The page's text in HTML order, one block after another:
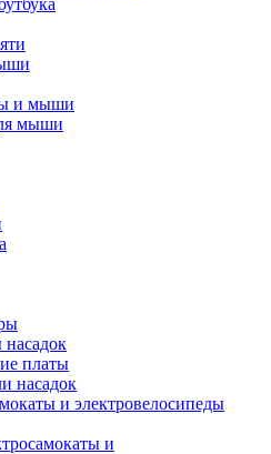
и мыши
мыши
платы
насадок
и электровелосипеды
и